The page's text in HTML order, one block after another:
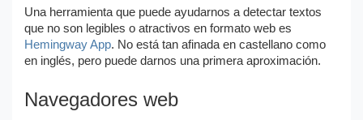
Una herramienta que puede ayudarnos a detectar textos
que no son legibles o atractivos en formato web es
Hemingway App. No está tan afinada en castellano como
en inglés, pero puede darnos una primera aproximación.
Navegadores web